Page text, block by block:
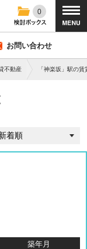
0
お問い合わせ
不動産 「神楽坂」駅の
築年月